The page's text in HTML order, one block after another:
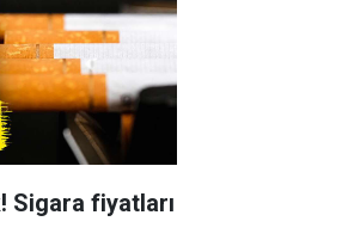
Sigara fiyatları